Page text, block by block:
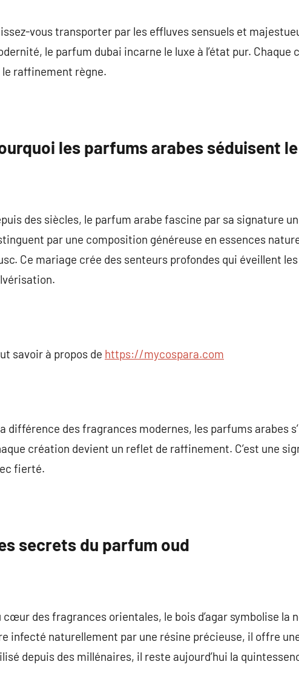
vous transporter par les effluves sensuels et
le parfum dubai incarne le luxe à l’état pur.
le raffinement règne.
les parfums arabes séduisent
des siècles, le parfum arabe fascine par sa signature
par une composition généreuse en essences
Ce mariage crée des senteurs profondes qui éveillent
savoir à propos de https://mycospara.com
différence des fragrances modernes, les parfums arabes
création devient un reflet de raffinement. C’est une
fierté.
secrets du parfum oud
cœur des fragrances orientales, le bois d’agar symbolise la
infecté naturellement par une résine précieuse, il offre
depuis des millénaires, il reste aujourd’hui la